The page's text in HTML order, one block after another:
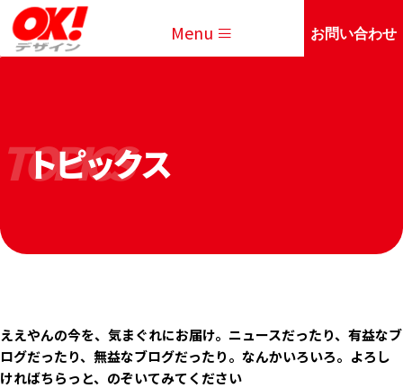
Menu お問い合わせ
トピックス
TOPICS
ええやんの今を、気まぐれにお届け。ニュースだったり、有益なブ
ログだったり、無益なブログだったり。なんかいろいろ。よろし
ければちらっと、のぞいてみてください